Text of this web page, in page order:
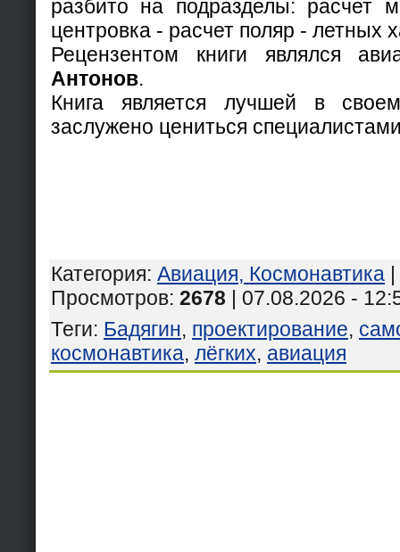
разбито на подразделы: расчет
центровка - расчет поляр - летных
Рецензентом книги являлся
Антонов.
Книга является лучшей в
заслужено цениться
Категория: Авиация, Космонавтика |
Просмотров: 2678 | 07.08.2026 -
Теги: Бадягин, проектирование,
космонавтика, лёгких, авиация